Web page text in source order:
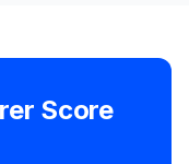
Score